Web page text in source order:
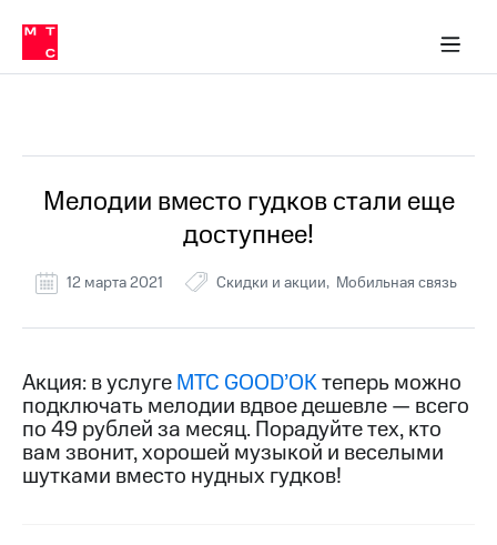
связь
Сервисы и подписки
30% на связь
кабинеты
Мобильная
и
Спутниковое
МТС
номер
в МТС
Тарифы
в МТС
Услуги
приложение
Мой
МТС
Акции
Скидка 30%
Мелодии вместо гудков стали еще
доступнее!
12 марта 2021 Скидки и акции Мобильная связь
Акция: в услугеМТС GOOD’OKтеперь можно
подключать мелодии вдвое дешевле — всего
по 49 рублей за месяц. Порадуйте тех, кто
вам звонит, хорошей музыкой и веселыми
шутками вместо нудных гудков!